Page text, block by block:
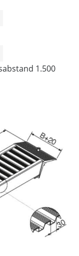
1.500